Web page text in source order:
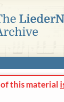
this material